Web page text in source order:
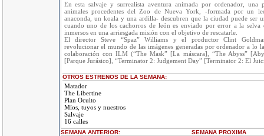
En esta salvaje y surrealista aventura animada por ordenador, una
animales procedentes del Zoo de Nueva York, -formada por un
anaconda, un koala y una ardilla- descubren que la ciudad puede ser
cuando uno de los cachorros de león es enviado por error a la selva
inmersos en una arriesgada misión con el objetivo de rescatarle.
El director Steve “Spaz” Williams y el productor Clint
revolucionar el mundo de las imágenes generadas por ordenador a lo
colaboración con ILM (“The Mask” [La máscara], “The Abyss”
[Parque Jurásico], “Terminator 2: Judgement Day” [Terminator 2: El
OTROS ESTRENOS DE LA SEMANA:
Matador
The Libertine
Plan Oculto
Míos, tuyos y nuestros
Salvaje
16 calles
SEMANA ANTERIOR: SEMANA PROXIMA